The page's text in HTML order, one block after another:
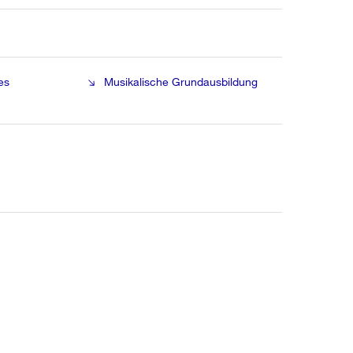
Musikalische Grundausbildung